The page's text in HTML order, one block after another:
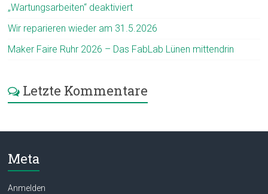
„Wartungsarbeiten“ deaktiviert
Wir reparieren wieder am 31.5.2026
Maker Faire Ruhr 2026 – Das FabLab Lünen mittendrin
Letzte Kommentare
Meta
Anmelden